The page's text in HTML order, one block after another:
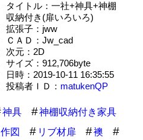
タイトル：一社+神具+神棚
収納付き(扉いろいろ)
拡張子：jww
ＣＡＤ：Jw_cad
次元：2D
サイズ：912,706byte
日時：2019-10-11 16:35:55
投稿者ＩＤ： matukenQP
神具
神棚収納付き家具
図 リブ材扉
襖